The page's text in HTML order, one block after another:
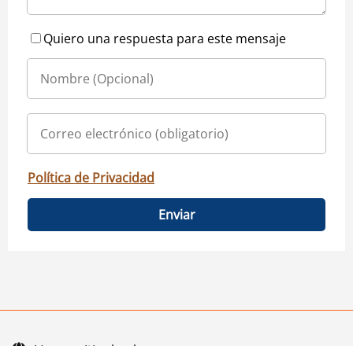
Quiero una respuesta para este mensaje
Política de Privacidad
Enviar